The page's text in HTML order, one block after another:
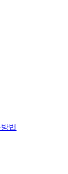
법